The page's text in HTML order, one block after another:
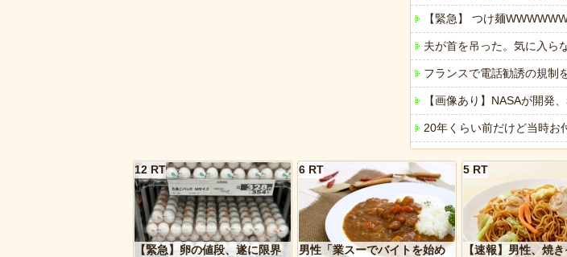
【緊急】 つけ麺
夫が首を吊った。気に入ら
フランスで電話勧誘の規制
【画像あり】NASAが開発
20年くらい前だけど当時お
ひろゆきの妻・西村ゆかさ
【衝撃】韓国で売っている
「アメリカのヤンキーがア
12 RT
【緊急】卵の値段、遂に限界
6 RT
男性「業スーでバイトを始め
5 RT
【速報】男性、焼